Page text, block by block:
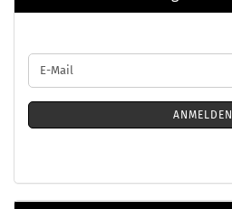
WEITER
ZUR
ANMELDUNG
E-
Mail
ANMELDEN